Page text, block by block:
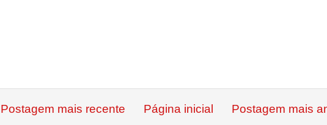
Postagem mais recente Postagem mais
Página inicial